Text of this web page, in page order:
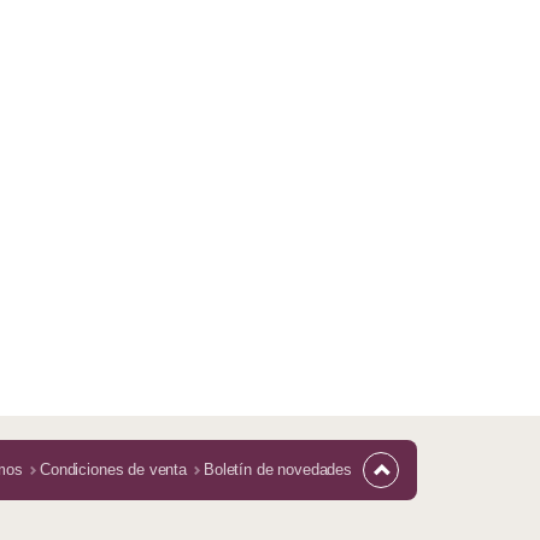
Condiciones de venta Boletín de novedades